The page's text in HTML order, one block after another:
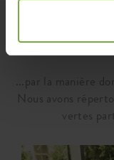
...par la manière
Nous avons
vertes